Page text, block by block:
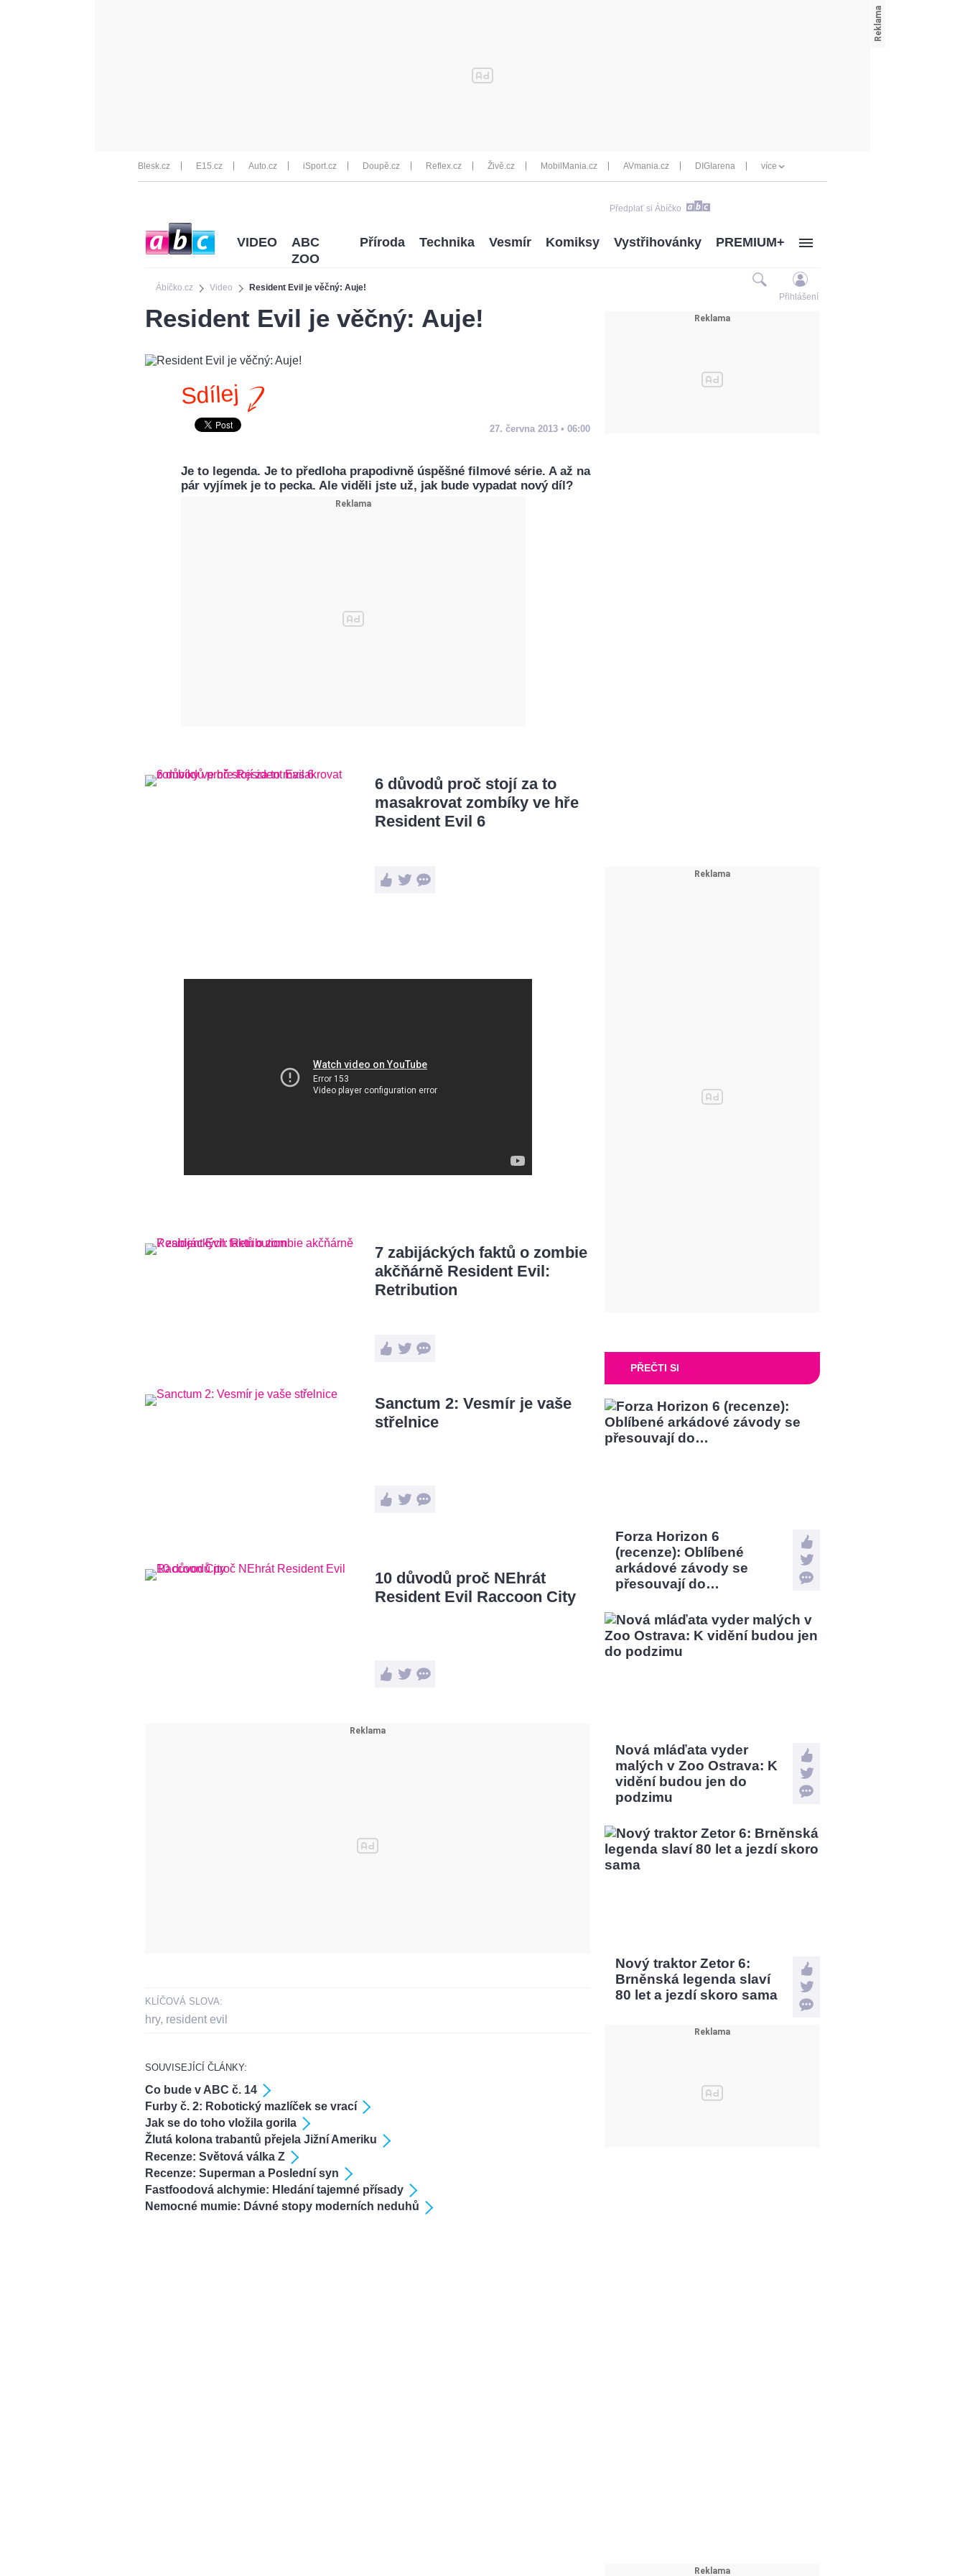
Blesk.cz E15.cz Auto.cz iSport.cz Doupě.cz Reflex.cz Živě.cz MobilMania.cz AVmania.cz DIGIarena více
Předplať si Ábíčko
Ábíčko.cz Video Resident Evil je věčný: Auje!
VIDEO
ABC
ZOO
Příroda Technika Vesmír Komiksy Vystřihovánky PREMIUM+
Přihlášení
Resident Evil je věčný: Auje!
Sdílej
27. června 2013 • 06:00
Je to legenda. Je to předloha prapodivně úspěšné filmové série. A až na
pár vyjímek je to pecka. Ale viděli jste už, jak bude vypadat nový díl?
6 důvodů proč stojí za to
masakrovat zombíky ve hře
Resident Evil 6
7 zabijáckých faktů o zombie
akčňárně Resident Evil:
Retribution
Sanctum 2: Vesmír je vaše
střelnice
10 důvodů proč NEhrát
Resident Evil Raccoon City
KLÍČOVÁ SLOVA:
hry, resident evil
SOUVISEJÍCÍ ČLÁNKY:
Co bude v ABC č. 14
Furby č. 2: Robotický mazlíček se vrací
Jak se do toho vložila gorila
Žlutá kolona trabantů přejela Jižní Ameriku
Recenze: Světová válka Z
Recenze: Superman a Poslední syn
Fastfoodová alchymie: Hledání tajemné přísady
Nemocné mumie: Dávné stopy moderních neduhů
PŘEČTI SI
Forza Horizon 6
(recenze): Oblíbené
arkádové závody se
přesouvají do…
Nová mláďata vyder
malých v Zoo Ostrava: K
vidění budou jen do
podzimu
Nový traktor Zetor 6:
Brněnská legenda slaví
80 let a jezdí skoro sama